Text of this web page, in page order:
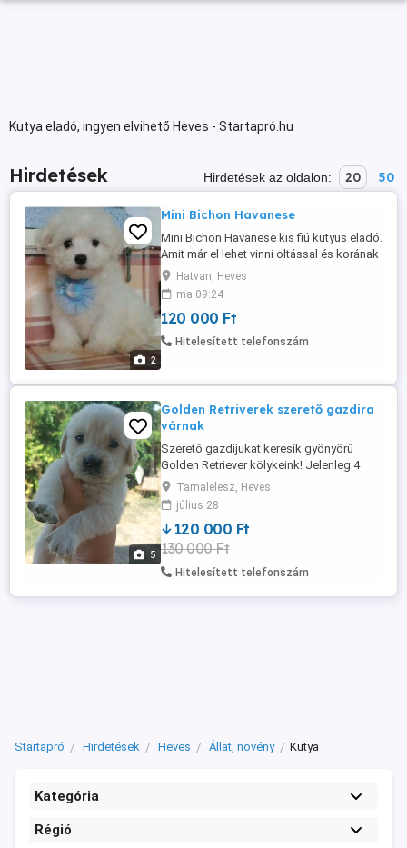
Kutya eladó, ingyen elvihető Heves - Startapró.hu
Hirdetések Hirdetések az oldalon: 20 50
2
Mini Bichon Havanese
Mini Bichon Havanese kis fiú kutyus eladó.
Amit már el lehet vinni oltással és korának
megfelelő féregtelenítéssel. Állatorvosnál
regisztrált oltási könnyvel és
szerződéssel adom át az új gazdijának.
Más állatokkal remekül kijön. Szőrét nem
hullajtja nem okoz allergiát, tehát ideális
Hatvan, Heves
ma 09:24
120 000 Ft
Hitelesített telefonszám
5
Golden Retriverek szerető gazdira
várnak
Szerető gazdijukat keresik gyönyörű
Golden Retriever kölykeink! Jelenleg 4
hetesek múltak, és 2026. augusztus 22.
körül költözhetnek új otthonukba. Oltva,
féregtelenítve. Prémium minőségű tápon
nevelkednek. Családi környezetben nőnek
fel, így már egészen kicsi koruktól: más
kutyákhoz, cicákhoz, ...
Tarnalelesz, Heves
július 28
120 000 Ft
130 000 Ft
Hitelesített telefonszám
Startapró Hirdetések Heves Állat, növény Kutya
Kategória
Régió